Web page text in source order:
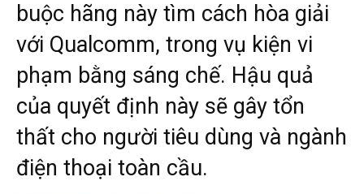
buộc hãng này tìm cách hòa giải
với Qualcomm, trong vụ kiện vi
phạm bằng sáng chế. Hậu quả
của quyết định này sẽ gây tổn
thất cho người tiêu dùng và ngành
điện thoại toàn cầu.